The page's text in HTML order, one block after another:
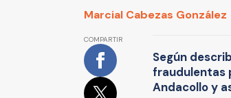
Marcial Cabezas González
COMPARTIR
Según
fraudulentas
Andacollo y